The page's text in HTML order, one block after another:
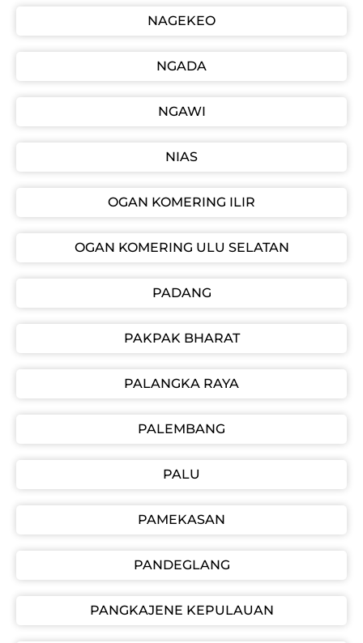
NAGEKEO
NGADA
NGAWI
NIAS
OGAN KOMERING ILIR
OGAN KOMERING ULU SELATAN
PADANG
PAKPAK BHARAT
PALANGKA RAYA
PALEMBANG
PALU
PAMEKASAN
PANDEGLANG
PANGKAJENE KEPULAUAN